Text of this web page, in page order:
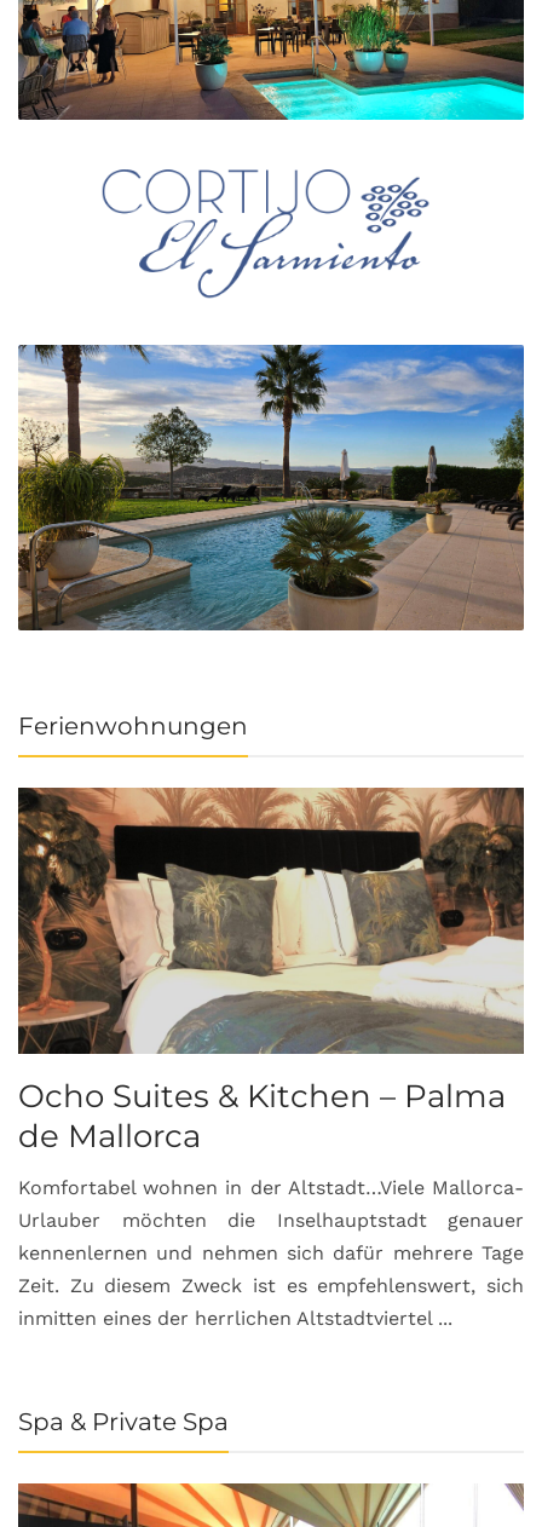
Ferienwohnungen
Ocho Suites & Kitchen – Palma
de Mallorca
Komfortabel wohnen in der Altstadt…Viele Mallorca-
Urlauber möchten die Inselhauptstadt genauer
kennenlernen und nehmen sich dafür mehrere Tage
Zeit. Zu diesem Zweck ist es empfehlenswert, sich
inmitten eines der herrlichen Altstadtviertel ...
Spa & Private Spa